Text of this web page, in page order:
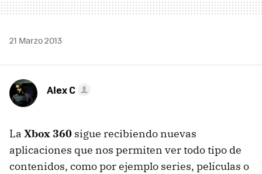
21 Marzo 2013
Alex C
La Xbox 360 sigue recibiendo nuevas
aplicaciones que nos permiten ver todo tipo de
contenidos, como por ejemplo series, películas o